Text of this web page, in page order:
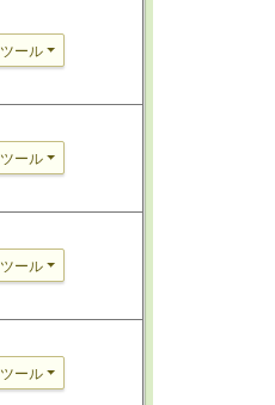
ツール
ツール
ツール
ツール